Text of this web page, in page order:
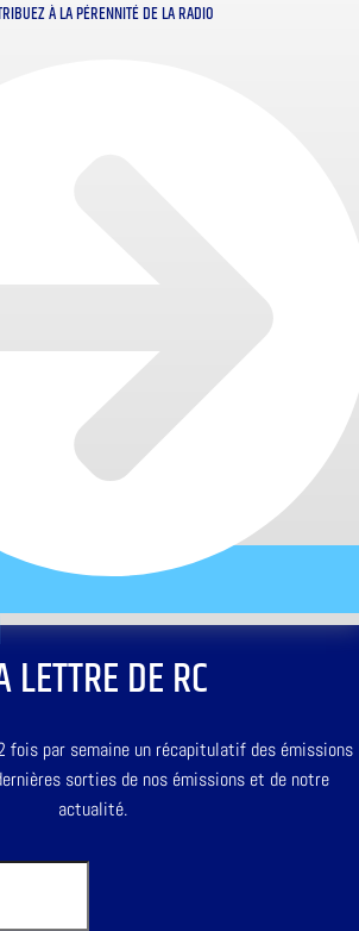
À LA PÉRENNITÉ DE LA RADIO
LETTRE DE RC
fois par semaine un récapitulatif des émissions
sorties de nos émissions et de notre
actualité.